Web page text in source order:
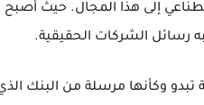
إلى هذا المجال. حيث
رسائل الشركات الحقيقية.
وكأنها مرسلة من البنك